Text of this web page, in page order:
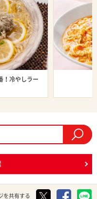
！冷やしラー
を共有する